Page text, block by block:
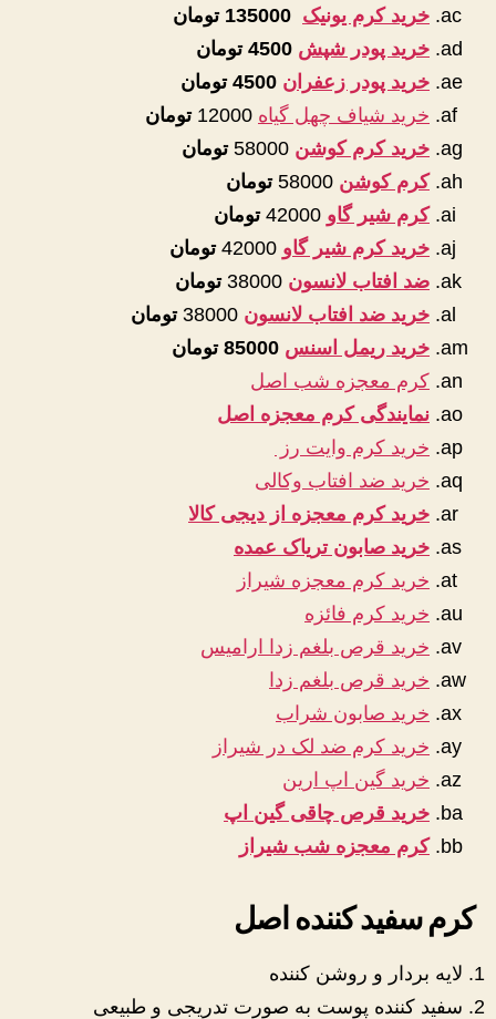
خرید کرم یونیک
خرید پودر شپش
خرید پودر زعفران
خرید شیاف چهل گیاه
تومان
خرید کرم کوشن
تومان
کرم کوشن
تومان
کرم شیر گاو
تومان
خرید کرم شیر گاو
تومان
ضد افتاب لانسون
تومان
خرید ضد افتاب لانسون
تومان
خرید ریمل اسنس
کرم معجزه شب اصل
نمایندگی کرم معجزه اصل
خرید کرم وایت رز
خرید ضد افتاب وکالی
خرید کرم معجزه از دیجی کالا
خرید صابون تریاک عمده
خرید کرم معجزه شیراز
خرید کرم فائزه
خرید قرص بلغم زدا ارامیس
خرید قرص بلغم زدا
خرید صابون شراب
خرید کرم ضد لک در شیراز
خرید گین اپ ارین
خرید قرص چاقی گین اپ
کرم معجزه شب شیراز
کرم سفید کننده اصل
لایه بردار و روشن کننده
سفید کننده پوست به صورت تدریجی و طبیعی